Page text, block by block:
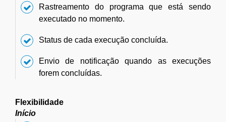
Rastreamento do programa que está sendo
executado no momento.
Status de cada execução concluída.
Envio de notificação quando as execuções
forem concluídas.
Flexibilidade
Início